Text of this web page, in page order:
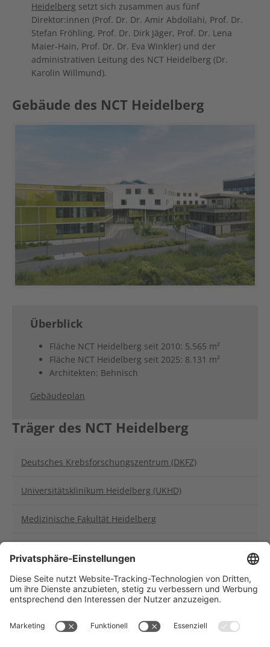
Heidelberg setzt sich zusammen aus fünf
Direktor:innen (Prof. Dr. Dr. Amir Abdollahi, Prof. Dr.
Stefan Fröhling, Prof. Dr. Dirk Jäger, Prof. Dr. Lena
Maier-Hain, Prof. Dr. Dr. Eva Winkler) und der
administrativen Leitung des NCT Heidelberg (Dr.
Karolin Willmund).
Gebäude des NCT Heidelberg
Überblick
Fläche NCT Heidelberg seit 2010: 5.565 m²
Fläche NCT Heidelberg seit 2025: 8.131 m²
Architekten: Behnisch
Gebäudeplan
Träger des NCT Heidelberg
Deutsches Krebsforschungszentrum (DKFZ)
Universitätsklinikum Heidelberg (UKHD)
Medizinische Fakultät Heidelberg